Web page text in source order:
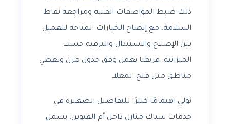
ذلك ضبط المواصفات الفنية ومراجعة نقاط
السلامة، مع إيضاح الخيارات المتاحة للعميل
بين الإصلاح والاستبدال والترقية حسب
الميزانية. فريقنا يعمل وفق جدول مرن ويغطي
مناطق مثل فلج المعلا.
نولي اهتمامًا كبيرًا للتفاصيل الصغيرة في
خدمات سباك منازل داخل أم القيوين. يشمل